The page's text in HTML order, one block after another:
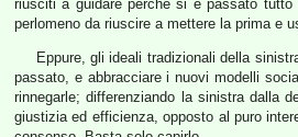
riusciti a guidare perché si è passato tutto
perlomeno da riuscire a mettere la prima e
Eppure, gli ideali tradizionali della
passato, e abbracciare i nuovi modelli
rinnegarle; differenziando la sinistra dalla
giustizia ed efficienza, opposto al puro